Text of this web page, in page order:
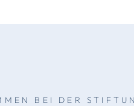
BEI DER